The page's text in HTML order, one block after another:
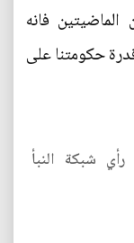
فانه
حكومتنا على
شبكة النبأ